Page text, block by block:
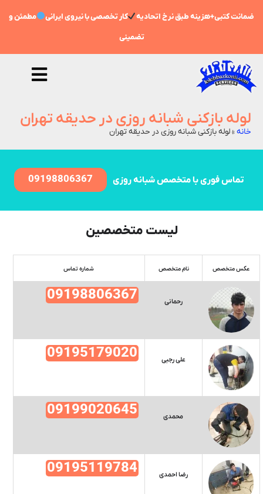
ضمانت کتبی+هزینه طبق نرخ اتحادیه کار تخصصی با نیروی ایرانی مطمئن و
تضمینی
لوله بازکنی شبانه روزی در حدیقه تهران
خانه »لوله بازکنی شبانه روزی در حدیقه تهران
تماس فوری با متخصص شبانه روزی 09198806367
لیست متخصصین
عکس متخصص نام متخصص شماره تماس
رحمانی 09198806367
علی رجبی 09195179020
محمدی 09199020645
رضا احمدی 09195119784